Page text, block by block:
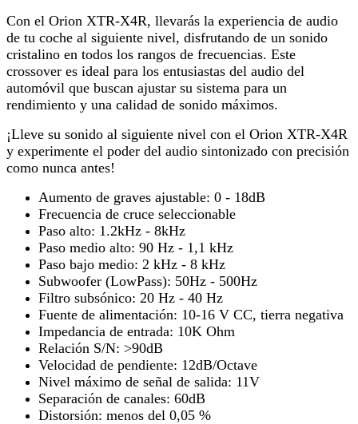
Con el Orion XTR-X4R, llevarás la experiencia de audio
de tu coche al siguiente nivel, disfrutando de un sonido
cristalino en todos los rangos de frecuencias. Este
crossover es ideal para los entusiastas del audio del
automóvil que buscan ajustar su sistema para un
rendimiento y una calidad de sonido máximos.
¡Lleve su sonido al siguiente nivel con el Orion XTR-X4R
y experimente el poder del audio sintonizado con precisión
como nunca antes!
Aumento de graves ajustable: 0 - 18dB
Frecuencia de cruce seleccionable
Paso alto: 1.2kHz - 8kHz
Paso medio alto: 90 Hz - 1,1 kHz
Paso bajo medio: 2 kHz - 8 kHz
Subwoofer (LowPass): 50Hz - 500Hz
Filtro subsónico: 20 Hz - 40 Hz
Fuente de alimentación: 10-16 V CC, tierra negativa
Impedancia de entrada: 10K Ohm
Relación S/N: >90dB
Velocidad de pendiente: 12dB/Octave
Nivel máximo de señal de salida: 11V
Separación de canales: 60dB
Distorsión: menos del 0,05 %